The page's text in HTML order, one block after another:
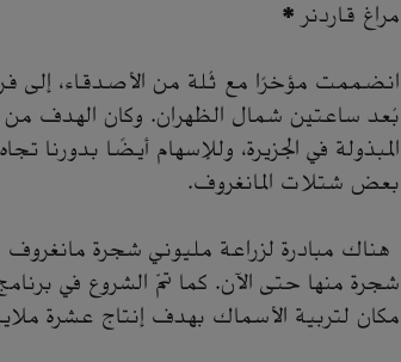
مراغ قاردنر *
انضممت مؤخرًا مع ثُلة من الأصدقاء، إلى
بُعد ساعتين شمال الظهران. وكان الهدف من
المبذولة في الجزيرة، وللإسهام أيضًا
بعض شتلات المانغروف.
شجرة منها حتى الآن. كما تمّ الشروع في
مكان لتربية الأسماك بهدف إنتاج عشرة